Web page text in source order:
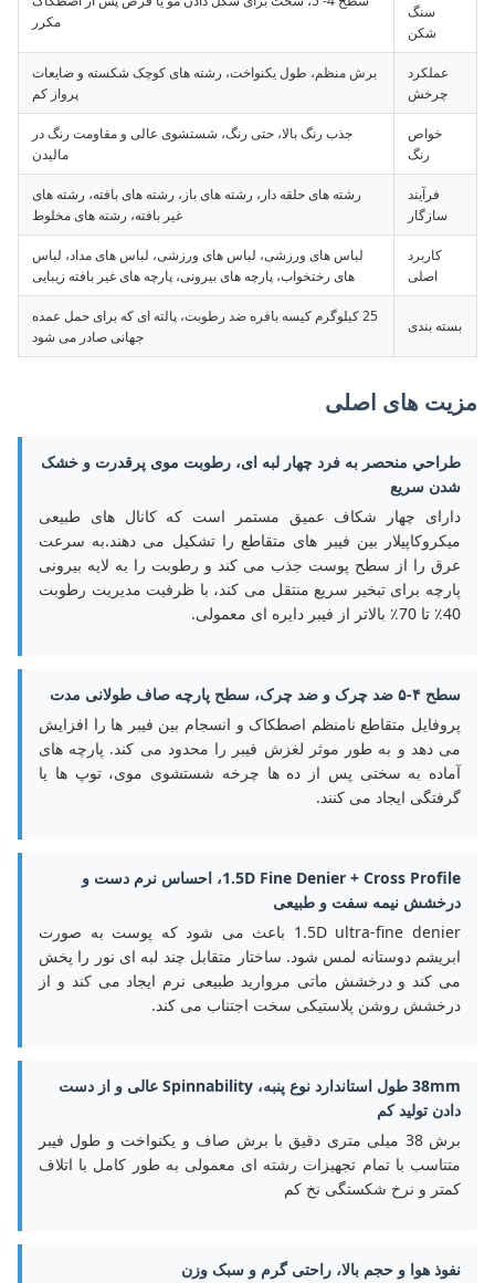
سنگ
شکن
مکرر
عملکرد
چرخش
برش منظم، طول یکنواخت، رشته های کوچک شکسته و ضایعات
پرواز کم
خواص
رنگ
جذب رنگ بالا، حتی رنگ، شستشوی عالی و مقاومت رنگ در
مالیدن
فرآیند
سازگار
رشته های حلقه دار، رشته های باز، رشته های بافته، رشته های
غیر بافته، رشته های مخلوط
کاربرد
اصلی
لباس های ورزشی، لباس های ورزشی، لباس های مداد، لباس
های رختخواب، پارچه های بیرونی، پارچه های غیر بافته زیبایی
بسته بندی
25 کیلوگرم کیسه بافره ضد رطوبت، پالته ای که برای حمل عمده
جهانی صادر می شود
مزیت های اصلی
طراحي منحصر به فرد چهار لبه ای، رطوبت موی پرقدرت و خشک
شدن سریع
دارای چهار شکاف عمیق مستمر است که کانال های طبیعی
میکروکاپیلار بین فیبر های متقاطع را تشکیل می دهند.به سرعت
عرق را از سطح پوست جذب می کند و رطوبت را به لایه بیرونی
پارچه برای تبخیر سریع منتقل می کند، با ظرفیت مدیریت رطوبت
40٪ تا 70٪ بالاتر از فیبر دایره ای معمولی.
سطح ۴-۵ ضد چرک و ضد چرک، سطح پارچه صاف طولانی مدت
پروفایل متقاطع نامنظم اصطکاک و انسجام بین فیبر ها را افزایش
می دهد و به طور موثر لغزش فیبر را محدود می کند. پارچه های
آماده به سختی پس از ده ها چرخه شستشوی موی، توپ ها یا
گرفتگی ایجاد می کنند.
1.5D Fine Denier + Cross Profile، احساس نرم دست و
درخشش نیمه سفت و طبیعی
1.5D ultra-fine denier باعث می شود که پوست به صورت
ابریشم دوستانه لمس شود. ساختار متقابل چند لبه ای نور را پخش
می کند و درخشش ماتی مروارید طبیعی نرم ایجاد می کند و از
درخشش روشن پلاستیکی سخت اجتناب می کند.
38mm طول استاندارد نوع پنبه، Spinnability عالی و از دست
دادن تولید کم
برش 38 میلی متری دقیق با برش صاف و یکنواخت و طول فیبر
متناسب با تمام تجهیزات رشته ای معمولی به طور کامل با اتلاف
کمتر و نرخ شکستگی نخ کم
نفوذ هوا و حجم بالا، راحتی گرم و سبک وزن